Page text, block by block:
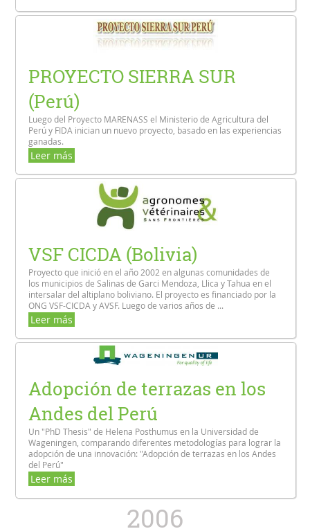
PROYECTO SIERRA SUR
(Perú)
Luego del Proyecto MARENASS el Ministerio de Agricultura del
Perú y FIDA inician un nuevo proyecto, basado en las experiencias
ganadas.
Leer más
VSF CICDA (Bolivia)
Proyecto que inició en el año 2002 en algunas comunidades de
los municipios de Salinas de Garci Mendoza, Llica y Tahua en el
intersalar del altiplano boliviano. El proyecto es financiado por la
ONG VSF-CICDA y AVSF. Luego de varios años de ...
Leer más
Adopción de terrazas en los
Andes del Perú
Un "PhD Thesis" de Helena Posthumus en la Universidad de
Wageningen, comparando diferentes metodologías para lograr la
adopción de una innovación: "Adopción de terrazas en los Andes
del Perú"
Leer más
2006